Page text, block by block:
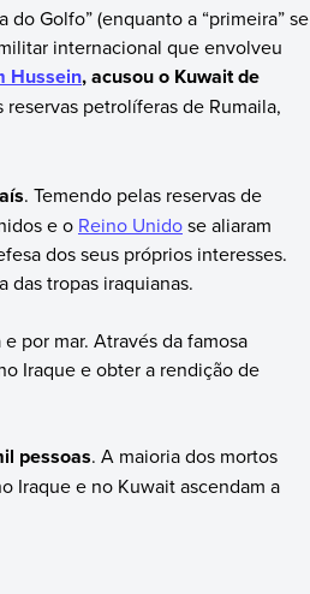
do Golfo” (enquanto a “primeira” se
internacional que envolveu
Hussein, acusou o Kuwait de
petrolíferas de Rumaila,
. Temendo pelas reservas de
e o Reino Unidose aliaram
dos seus próprios interesses.
das tropas iraquianas.
por mar. Através da famosa
Iraque e obter a rendição de
pessoas. A maioria dos mortos
Iraque e no Kuwait ascendam a